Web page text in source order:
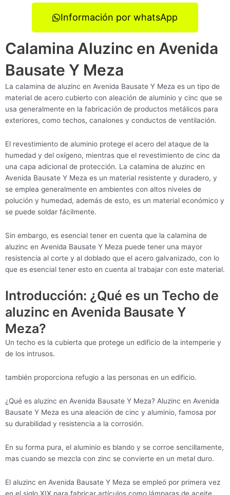
Información por whatsApp
Calamina Aluzinc en Avenida
Bausate Y Meza
La calamina de aluzinc en Avenida Bausate Y Meza es un tipo de
material de acero cubierto con aleación de aluminio y cinc que se
usa generalmente en la fabricación de productos metálicos para
exteriores, como techos, canalones y conductos de ventilación.
El revestimiento de aluminio protege el acero del ataque de la
humedad y del oxígeno, mientras que el revestimiento de cinc da
una capa adicional de protección. La calamina de aluzinc en
Avenida Bausate Y Meza es un material resistente y duradero, y
se emplea generalmente en ambientes con altos niveles de
polución y humedad, además de esto, es un material económico y
se puede soldar fácilmente.
Sin embargo, es esencial tener en cuenta que la calamina de
aluzinc en Avenida Bausate Y Meza puede tener una mayor
resistencia al corte y al doblado que el acero galvanizado, con lo
que es esencial tener esto en cuenta al trabajar con este material.
Introducción: ¿Qué es un Techo de
aluzinc en Avenida Bausate Y
Meza?
Un techo es la cubierta que protege un edificio de la intemperie y
de los intrusos.
también proporciona refugio a las personas en un edificio.
¿Qué es aluzinc en Avenida Bausate Y Meza? Aluzinc en Avenida
Bausate Y Meza es una aleación de cinc y aluminio, famosa por
su durabilidad y resistencia a la corrosión.
En su forma pura, el aluminio es blando y se corroe sencillamente,
mas cuando se mezcla con zinc se convierte en un metal duro.
El aluzinc en Avenida Bausate Y Meza se empleó por primera vez
en el siglo XIX para fabricar artículos como lámparas de aceite,